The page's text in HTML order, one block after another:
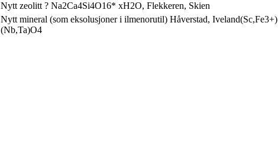
Nytt zeolitt ? Na2Ca4Si4O16* xH2O, Flekkeren, Skien
Nytt mineral (som eksolusjoner i ilmenorutil) Håverstad, Iveland(Sc,Fe3+)
(Nb,Ta)O4